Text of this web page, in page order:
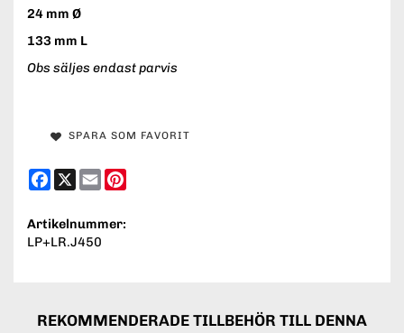
24 mm Ø
133 mm L
Obs säljes endast parvis
SPARA SOM FAVORIT
Facebook
X Email
Artikelnummer:
LP+LR.J450
REKOMMENDERADE TILLBEHÖR TILL DENNA